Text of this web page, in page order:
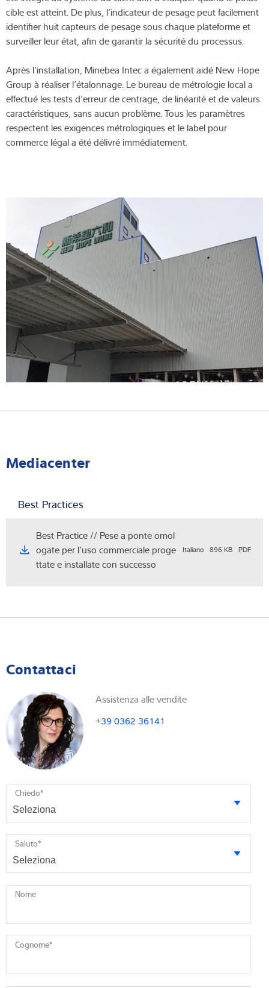
cible est atteint. De plus, l’indicateur de pesage peut facilement
identifier huit capteurs de pesage sous chaque plateforme et
surveiller leur état, afin de garantir la sécurité du processus.
Après l’installation, Minebea Intec a également aidé New Hope
Group à réaliser l’étalonnage. Le bureau de métrologie local a
effectué les tests d’erreur de centrage, de linéarité et de valeurs
caractéristiques, sans aucun problème. Tous les paramètres
respectent les exigences métrologiques et le label pour
commerce légal a été délivré immédiatement.
Mediacenter
Best Practices
Best Practice // Pese a ponte omol
ogate per l’uso commerciale proge
ttate e installate con successo
Italiano 896 KB PDF
Contattaci
Assistenza alle vendite
+39 0362 36141
Chiedo*
Saluto*
Nome
Cognome*